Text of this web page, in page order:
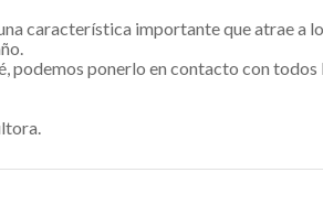
característica importante que atrae a
ponerlo en contacto con